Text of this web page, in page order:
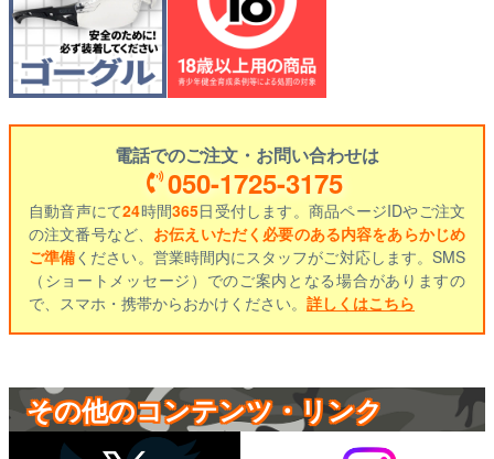
電話でのご注文・お問い合わせは
050-1725-3175
自動音声にて24時間365日受付します。商品ページIDやご注文
の注文番号など、 お伝えいただく必要のある内容をあらかじめ
ご準備ください。営業時間内にスタッフがご対応します。SMS
（ショートメッセージ）でのご案内となる場合がありますの
で、スマホ・携帯からおかけください。 詳しくはこちら
その他のコンテンツ・リンク